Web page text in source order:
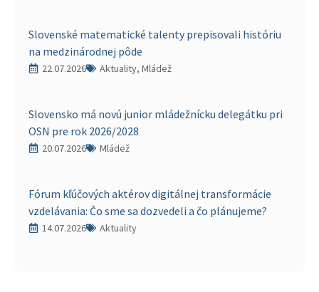
Slovenské matematické talenty prepisovali históriu
na medzinárodnej pôde
22.07.2026 Aktuality, Mládež
Slovensko má novú junior mládežnícku delegátku pri
OSN pre rok 2026/2028
20.07.2026 Mládež
Fórum kľúčových aktérov digitálnej transformácie
vzdelávania: Čo sme sa dozvedeli a čo plánujeme?
14.07.2026 Aktuality